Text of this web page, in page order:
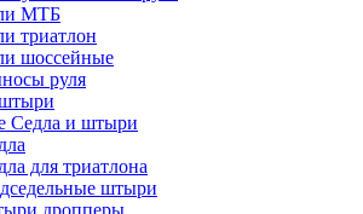
МТБ
триатлон
шоссейные
руля
Седла и штыри
для триатлона
штыри
дропперы